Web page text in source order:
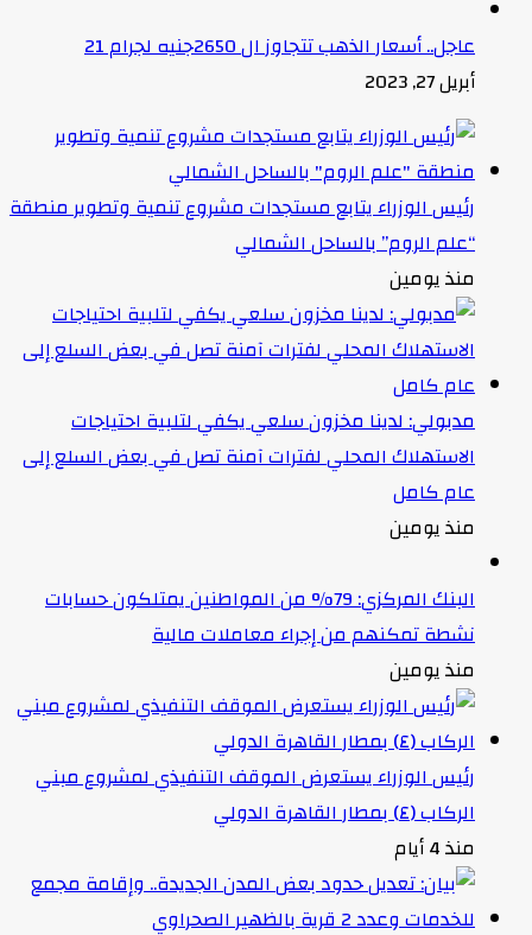
عاجل.. أسعار الذهب تتجاوز ال 2650جنيه لجرام 21
أبريل 27, 2023
رئيس الوزراء يتابع مستجدات مشروع تنمية وتطوير منطقة
“علم الروم” بالساحل الشمالي
منذ يومين
مدبولي: لدينا مخزون سلعي يكفي لتلبية احتياجات
الاستهلاك المحلي لفترات آمنة تصل في بعض السلع إلى
عام كامل
منذ يومين
البنك المركزي: 79% من المواطنين يمتلكون حسابات
نشطة تمكنهم من إجراء معاملات مالية
منذ يومين
رئيس الوزراء يستعرض الموقف التنفيذي لمشروع مبني
الركاب (٤) بمطار القاهرة الدولي
منذ 4 أيام